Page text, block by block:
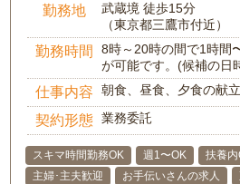
勤務地
武蔵境 徒歩15分
（東京都三鷹市付近）
勤務時間
8時～20時の間で1時間
が可能です。(候補の日
仕事内容 朝食、昼食、夕食の献
契約形態 業務委託
スキマ時間勤務OK 週1〜OK 扶養
主婦･主夫歓迎
お手伝いさんの求人